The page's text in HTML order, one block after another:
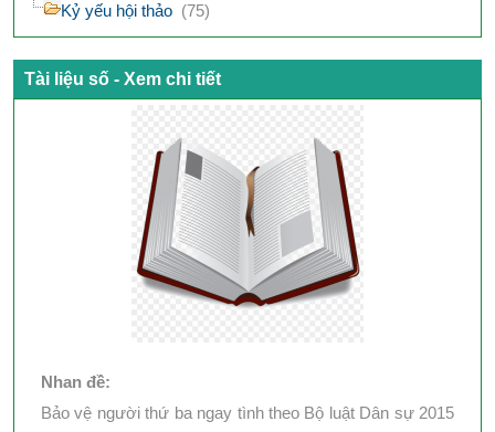
Kỷ yếu hội thảo (75)
Tài liệu số - Xem chi tiết
Nhan đề:
Bảo vệ người thứ ba ngay tình theo Bộ luật Dân sự 2015